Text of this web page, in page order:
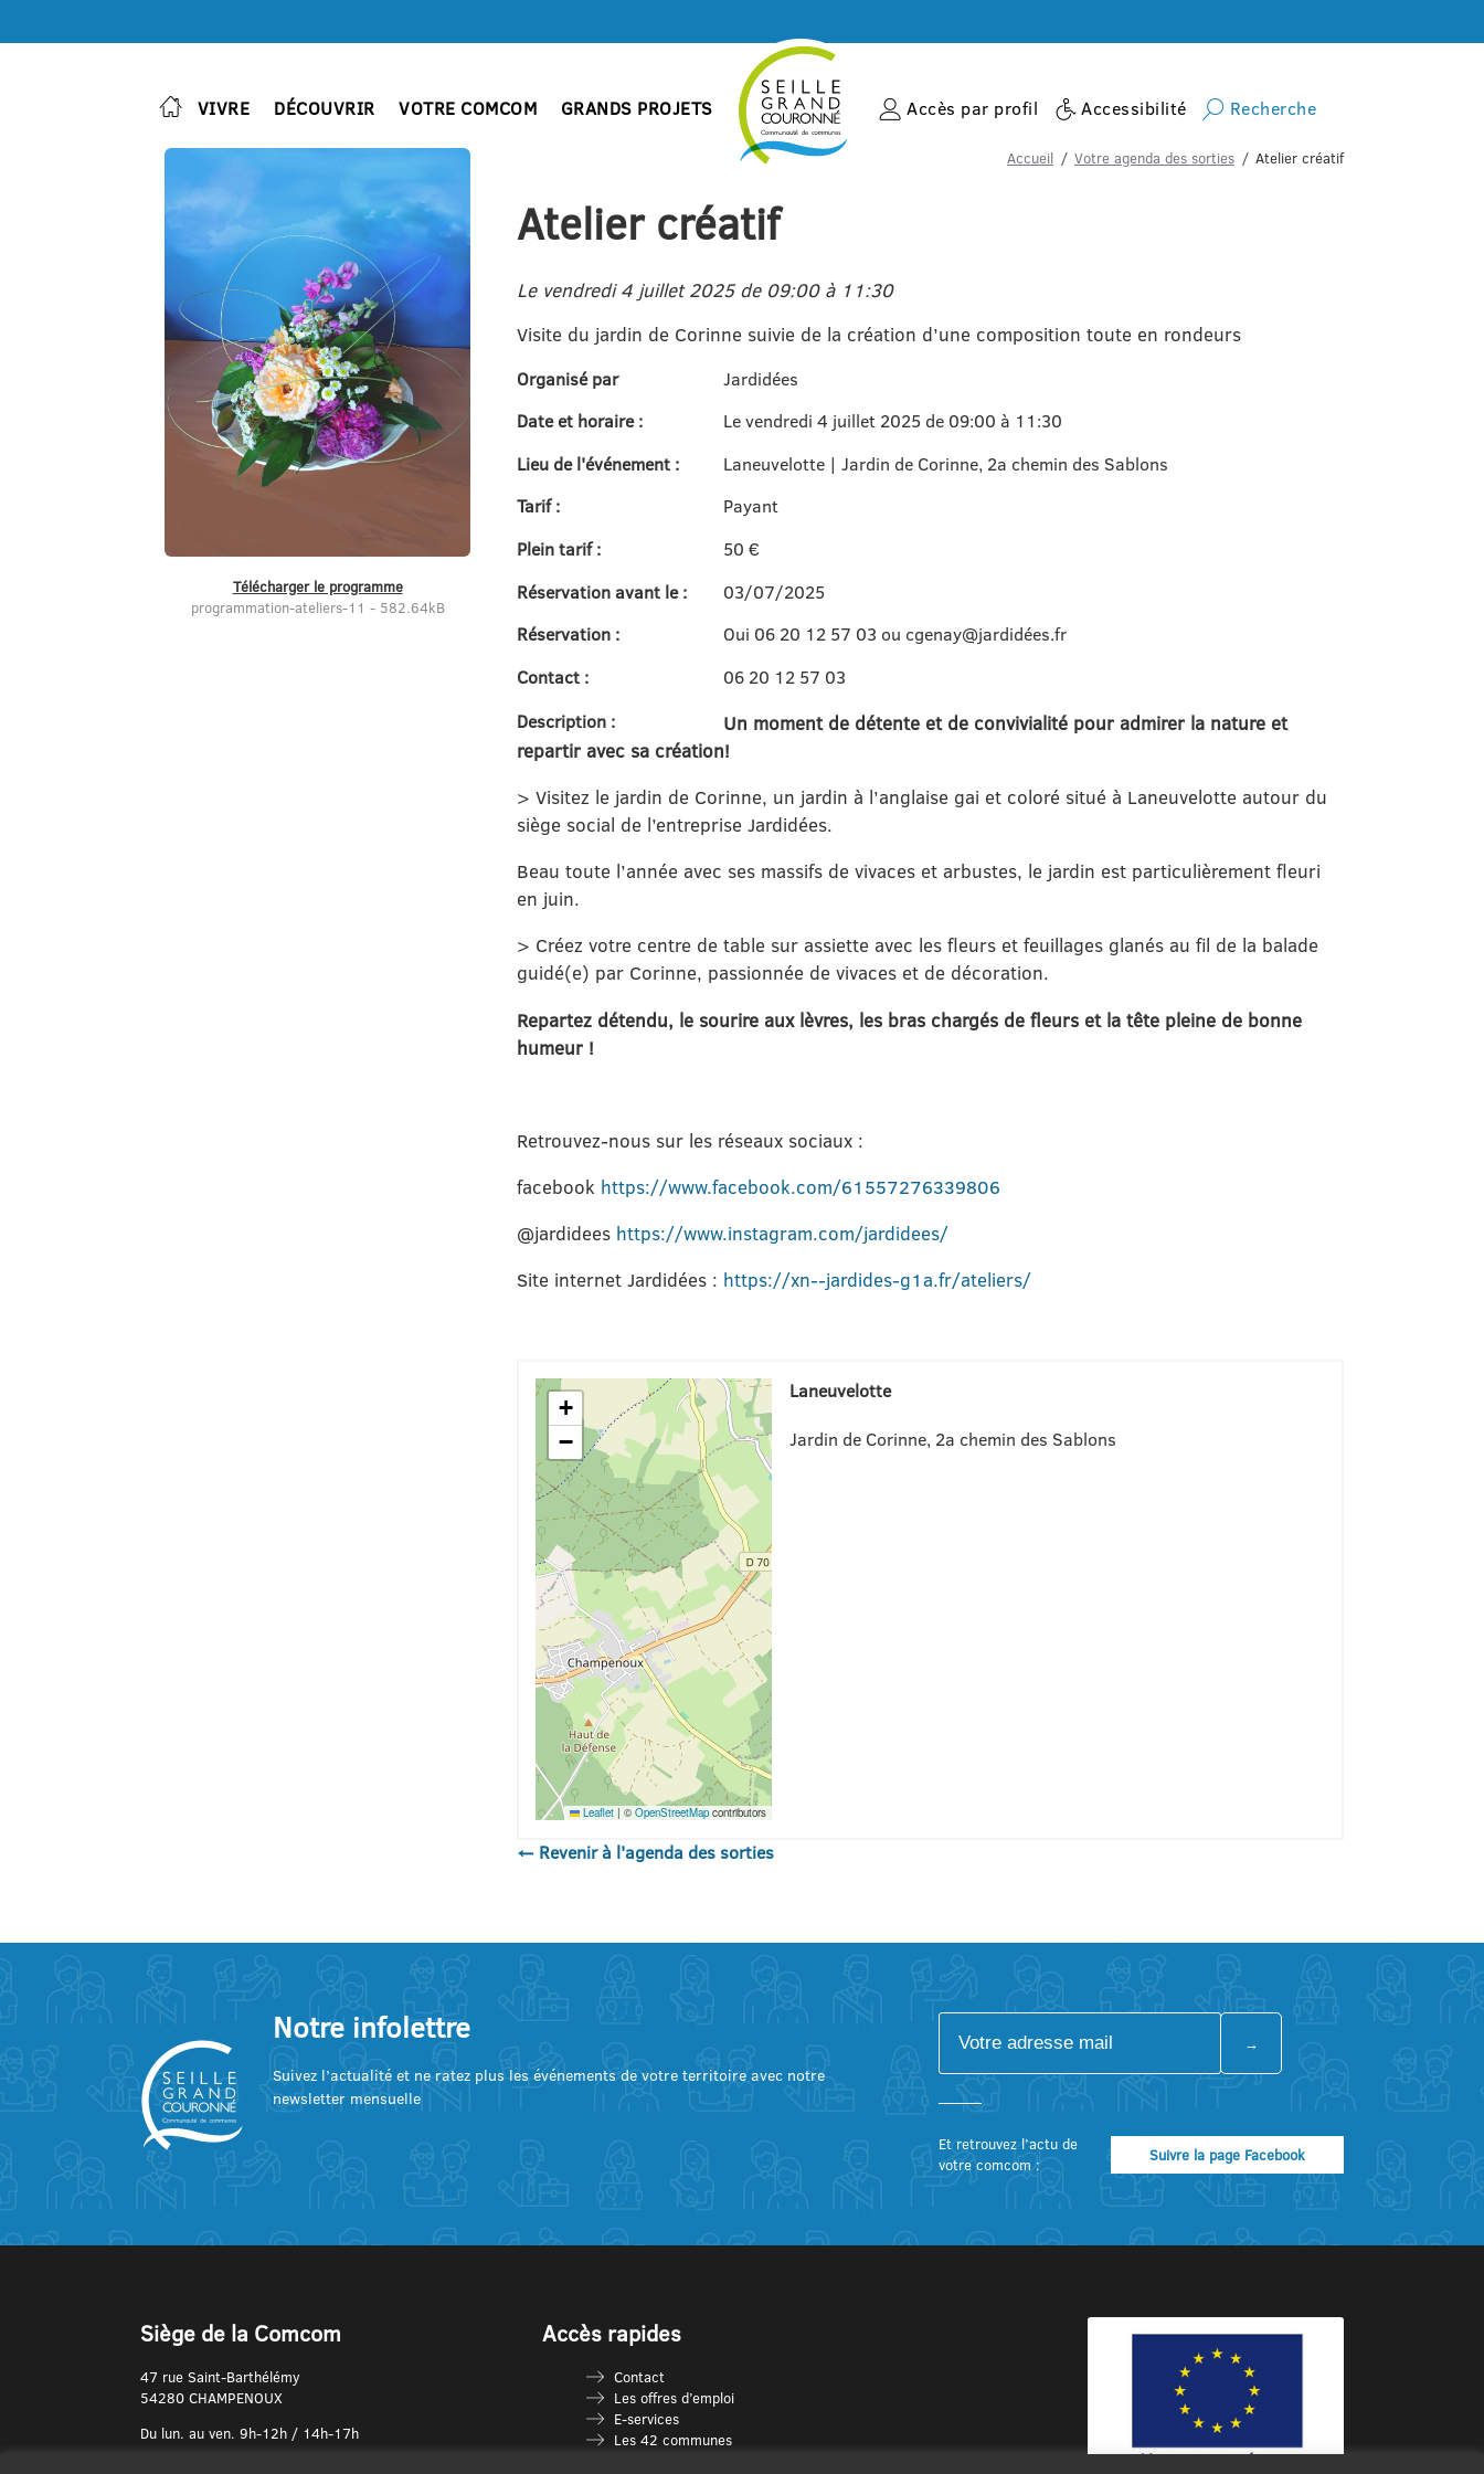
VIVRE DÉCOUVRIR VOTRE COMCOM GRANDS PROJETS Accès par profil Accessibilité Recherche
Télécharger le programme
programmation-ateliers-11 - 582.64kB
Accueil Votre agenda des sorties Atelier créatif
Atelier créatif
Le vendredi 4 juillet 2025 de 09:00 à 11:30
Visite du jardin de Corinne suivie de la création d’une composition toute en rondeurs
Organisé par
Jardidées
Date et horaire :
Le vendredi 4 juillet 2025 de 09:00 à 11:30
Lieu de l'événement :
Laneuvelotte | Jardin de Corinne, 2a chemin des Sablons
Tarif :
Payant
Plein tarif :
50 €
Réservation avant le :
03/07/2025
Réservation :
Oui 06 20 12 57 03 ou cgenay@jardidées.fr
Contact :
06 20 12 57 03
Description :
Un moment de détente et de convivialité pour admirer la nature et
repartir avec sa création!
> Visitez le jardin de Corinne, un jardin à l’anglaise gai et coloré situé à Laneuvelotte autour du
siège social de l’entreprise Jardidées.
Beau toute l’année avec ses massifs de vivaces et arbustes, le jardin est particulièrement fleuri
en juin.
> Créez votre centre de table sur assiette avec les fleurs et feuillages glanés au fil de la balade
guidé(e) par Corinne, passionnée de vivaces et de décoration.
Repartez détendu, le sourire aux lèvres, les bras chargés de fleurs et la tête pleine de bonne
humeur !
Retrouvez-nous sur les réseaux sociaux :
facebook https://www.facebook.com/61557276339806
@jardidees https://www.instagram.com/jardidees/
Site internet Jardidées : https://xn--jardides-g1a.fr/ateliers/
+
−
Leaflet | ©OpenStreetMapcontributors
Laneuvelotte
Jardin de Corinne, 2a chemin des Sablons
← Revenir à l'agenda des sorties
Notre infolettre
Suivez l’actualité et ne ratez plus les événements de votre territoire avec notre
newsletter mensuelle
Et retrouvez l’actu de
votre comcom :
Suivre la page Facebook
Siège de la Comcom
47 rue Saint-Barthélémy
54280 CHAMPENOUX
Du lun. au ven. 9h-12h / 14h-17h
Accès rapides
Contact
Les offres d’emploi
E-services
Les 42 communes